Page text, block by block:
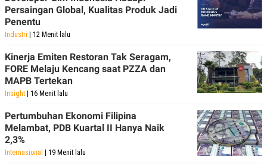
Persaingan Global, Kualitas Produk Jadi
Penentu
Industri | 12 Menit lalu
Kinerja Emiten Restoran Tak Seragam,
FORE Melaju Kencang saat PZZA dan
MAPB Tertekan
Insight | 16 Menit lalu
Pertumbuhan Ekonomi Filipina
Melambat, PDB Kuartal II Hanya Naik
2,3%
Internasional | 19 Menit lalu